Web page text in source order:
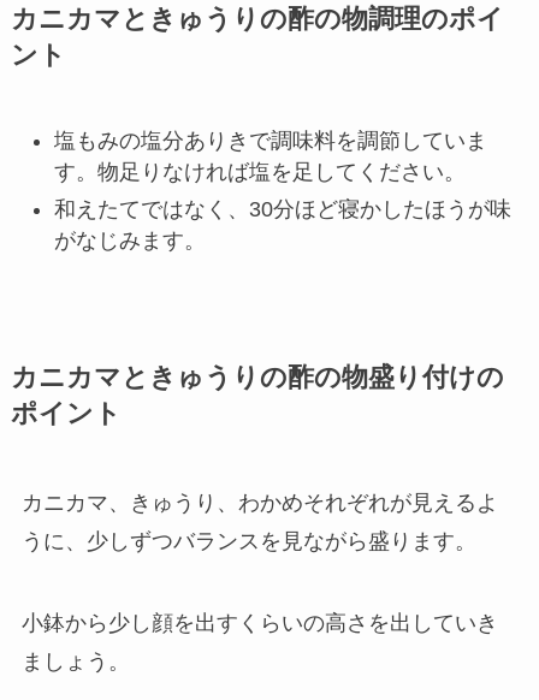
カニカマときゅうりの酢の物調理のポイ
ント
塩もみの塩分ありきで調味料を調節していま
す。物足りなければ塩を足してください。
和えたてではなく、30分ほど寝かしたほうが味
がなじみます。
カニカマときゅうりの酢の物盛り付けの
ポイント
カニカマ、きゅうり、わかめそれぞれが見えるよ
うに、少しずつバランスを見ながら盛ります。
小鉢から少し顔を出すくらいの高さを出していき
ましょう。